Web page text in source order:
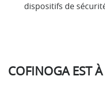
dispositifs de
COFINOGA EST